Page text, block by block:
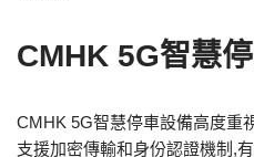
CMHK 5G智慧
CMHK 5G智慧停車設備高度重
支援加密傳輸和身份認證機制,